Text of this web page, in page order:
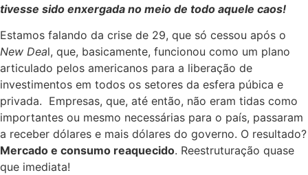
tivesse sido enxergada no meio de todo aquele caos!
Estamos falando da crise de 29, que só cessou após o
New Deal, que, basicamente, funcionou como um plano
articulado pelos americanos para a liberação de
investimentos em todos os setores da esfera púbica e
privada. Empresas, que, até então, não eram tidas como
importantes ou mesmo necessárias para o país, passaram
a receber dólares e mais dólares do governo. O resultado?
Mercado e consumo reaquecido. Reestruturação quase
que imediata!